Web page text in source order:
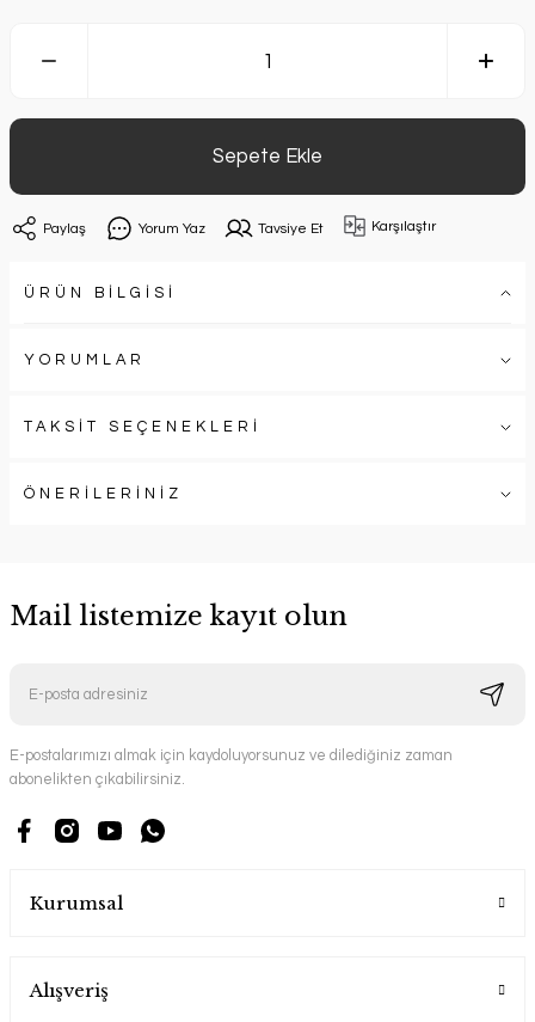
Sepete Ekle
Paylaş Yorum Yaz Tavsiye Et Karşılaştır
ÜRÜN BİLGİSİ
YORUMLAR
TAKSİT SEÇENEKLERİ
ÖNERİLERİNİZ
Mail listemize kayıt olun
E-postalarımızı almak için kaydoluyorsunuz ve dilediğiniz zaman
abonelikten çıkabilirsiniz.
Kurumsal
Alışveriş